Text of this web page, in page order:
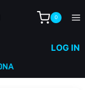
0
LOG IN